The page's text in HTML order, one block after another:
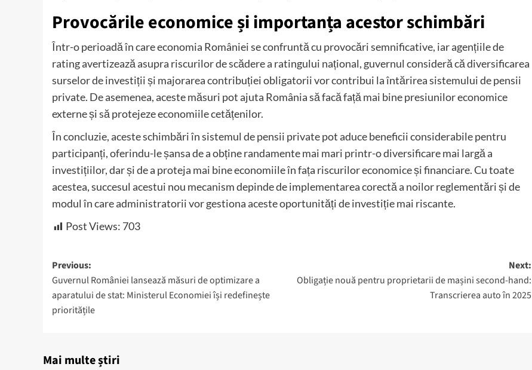
Provocările economice și importanța acestor schimbări
Într-o perioadă în care economia României se confruntă cu provocări semnificative, iar agențiile de
rating avertizează asupra riscurilor de scădere a ratingului național, guvernul consideră că diversificarea
surselor de investiții și majorarea contribuției obligatorii vor contribui la întărirea sistemului de pensii
private. De asemenea, aceste măsuri pot ajuta România să facă față mai bine presiunilor economice
externe și să protejeze economiile cetățenilor.
În concluzie, aceste schimbări în sistemul de pensii private pot aduce beneficii considerabile pentru
participanți, oferindu-le șansa de a obține randamente mai mari printr-o diversificare mai largă a
investițiilor, dar și de a proteja mai bine economiile în fața riscurilor economice și financiare. Cu toate
acestea, succesul acestui nou mecanism depinde de implementarea corectă a noilor reglementări și de
modul în care administratorii vor gestiona aceste oportunități de investiție mai riscante.
Post Views: 703
Post
navigation
Previous:
Guvernul României lansează măsuri de optimizare a
aparatului de stat: Ministerul Economiei își redefinește
prioritățile
Next:
Obligație nouă pentru proprietarii de mașini second-hand:
Transcrierea auto în 2025
Mai multe știri